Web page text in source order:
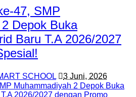
47, SMP
Depok Buka
Baru T.A 2026/2027
SCHOOL
3 Juni, 2026
Muhammadiyah 2 Depok Buka
2026/2027 dengan Promo